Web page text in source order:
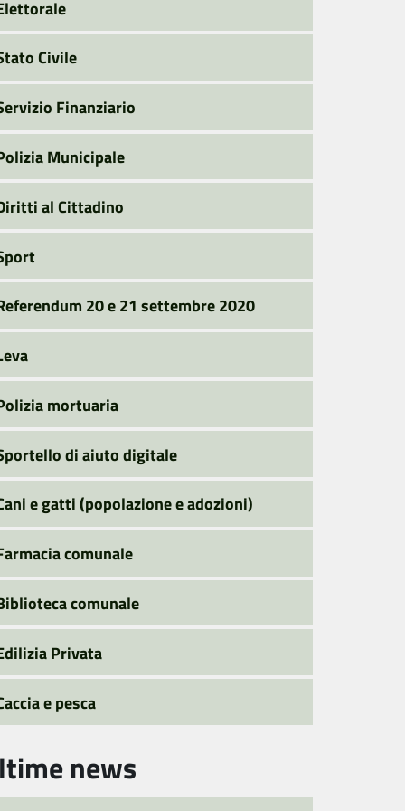
Civile
Finanziario
Municipale
al Cittadino
20 e 21 settembre 2020
mortuaria
di aiuto digitale
e gatti (popolazione e adozioni)
comunale
comunale
Privata
e pesca
news